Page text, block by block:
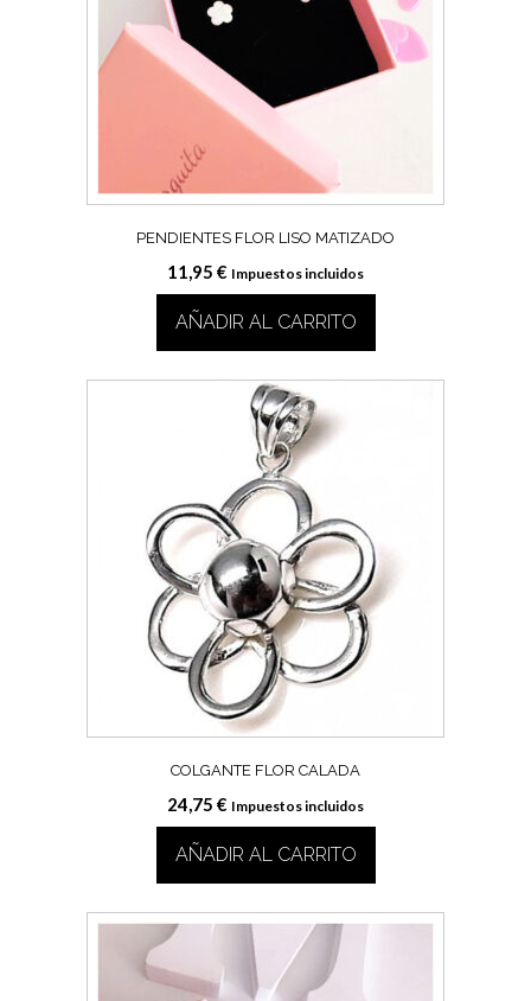
PENDIENTES FLOR LISO MATIZADO
11,95 € Impuestos incluidos
AÑADIR AL CARRITO
COLGANTE FLOR CALADA
24,75 € Impuestos incluidos
AÑADIR AL CARRITO